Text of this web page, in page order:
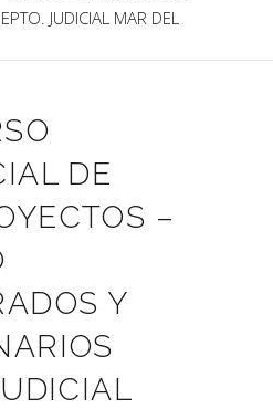
JUDICIAL MAR DEL
DE
–
Y